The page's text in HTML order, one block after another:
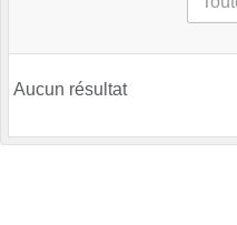
Aucun résultat